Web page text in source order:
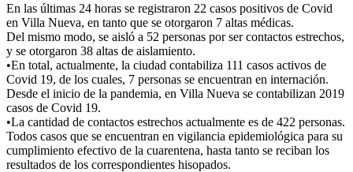
En las últimas 24 horas se registraron 22 casos positivos de Covid
en Villa Nueva, en tanto que se otorgaron 7 altas médicas.
Del mismo modo, se aisló a 52 personas por ser contactos estrechos,
y se otorgaron 38 altas de aislamiento.
•En total, actualmente, la ciudad contabiliza 111 casos activos de
Covid 19, de los cuales, 7 personas se encuentran en internación.
Desde el inicio de la pandemia, en Villa Nueva se contabilizan 2019
casos de Covid 19.
•La cantidad de contactos estrechos actualmente es de 422 personas.
Todos casos que se encuentran en vigilancia epidemiológica para su
cumplimiento efectivo de la cuarentena, hasta tanto se reciban los
resultados de los correspondientes hisopados.